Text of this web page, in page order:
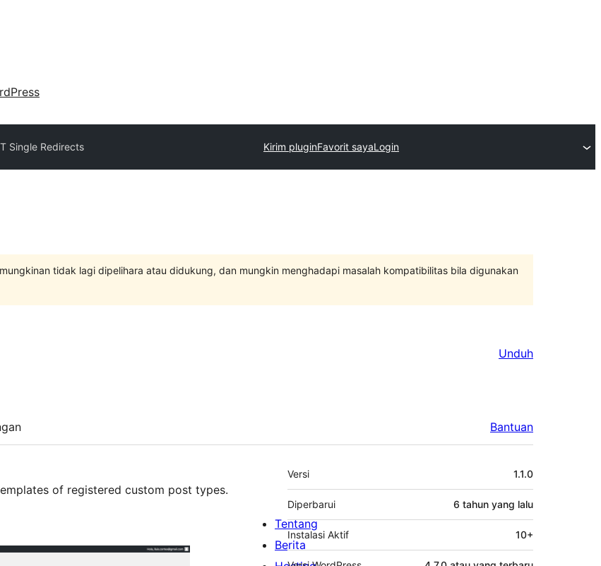
Single Redirects Kirim pluginFavorit sayaLogin
tidak lagi dipelihara atau didukung, dan mungkin menghadapi masalah kompatibilitas bila digunakan
Unduh
Bantuan
of registered custom post types.
Meta
Versi 1.1.0
Diperbarui 6 tahun yang lalu
Instalasi Aktif 10+
Tentang
Berita